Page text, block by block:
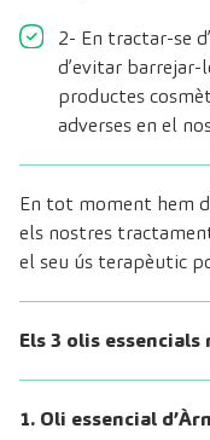
2- En tractar-se
d’evitar
productes
adverses en el
En tot moment hem
els nostres
el seu ús terapèutic
Els 3 olis essencials
1. Oli essencial